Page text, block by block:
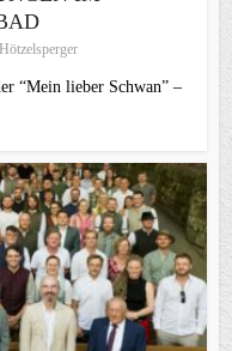
“Mein lieber Schwan” –